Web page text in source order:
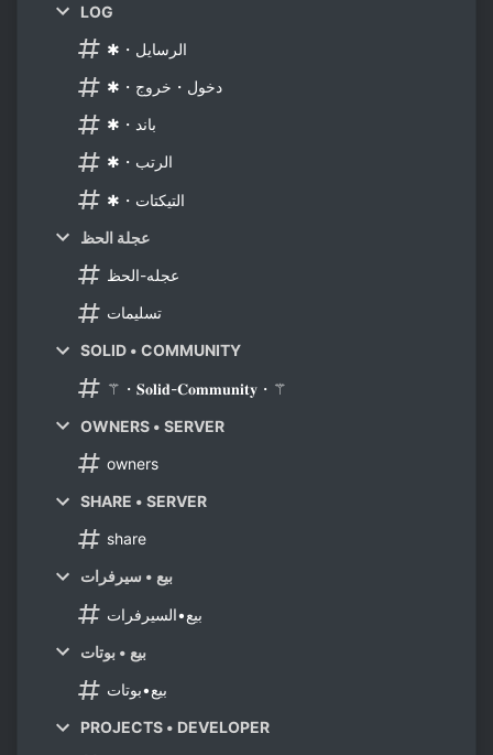
LOG
✱・الرسايل
✱・دخول・خروج
✱・باند
✱・الرتب
✱・التيكتات
عجلة الحظ
عجله-الحظ
تسليمات
SOLID • COMMUNITY
⚚・𝐒𝐨𝐥𝐢𝐝-𝐂𝐨𝐦𝐦𝐮𝐧𝐢𝐭𝐲・⚚
OWNERS • SERVER
owners
SHARE • SERVER
share
بيع • سيرفرات
بيع•السيرفرات
بيع • بوتات
بيع•بوتات
PROJECTS • DEVELOPER